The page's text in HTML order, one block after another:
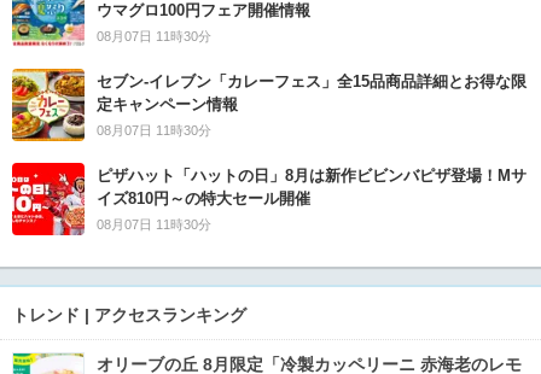
ウマグロ100円フェア開催情報
08月07日 11時30分
セブン‐イレブン「カレーフェス」全15品商品詳細とお得な限
定キャンペーン情報
08月07日 11時30分
ピザハット「ハットの日」8月は新作ビビンバピザ登場！Mサ
イズ810円～の特大セール開催
08月07日 11時30分
トレンド | アクセスランキング
オリーブの丘 8月限定「冷製カッペリーニ 赤海老のレモ